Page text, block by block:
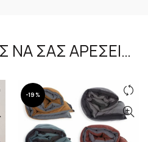
ΝΑ ΣΑΣ ΑΡΈΣΕΙ…
-19%